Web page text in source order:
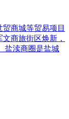
商城等贸易项目
商旅街区焕新，
盐渎商圈是盐城